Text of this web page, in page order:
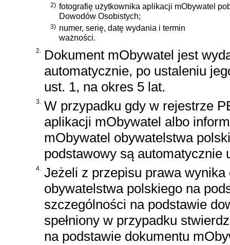
2) fotografię użytkownika aplikacji mObywatel
Dowodów Osobistych;
3) numer, serię, datę wydania i termin
ważności.
2. Dokument mObywatel jest
automatycznie, po ustaleniu
ust. 1, na okres 5 lat.
3. W przypadku gdy w rejestrze
aplikacji mObywatel albo
mObywatel obywatelstwa
podstawowy są automatycznie
4. Jeżeli z przepisu prawa
obywatelstwa polskiego na
szczególności na podstawie
spełniony w przypadku
na podstawie dokumentu